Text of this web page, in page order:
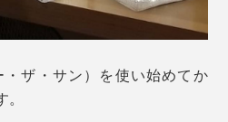
なし。防塵防水仕様（IP67取
クティビティ、家のバスルー
てください。
・ザ・サン）を使い始めてか